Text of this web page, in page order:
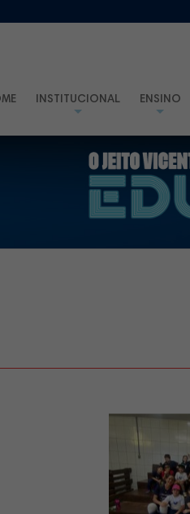
INSTITUCIONAL ENSINO